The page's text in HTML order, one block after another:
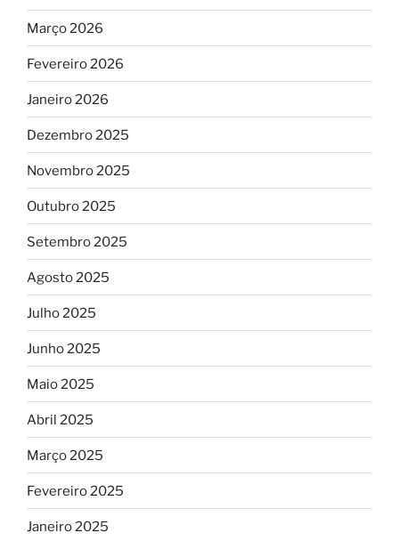
Março 2026
Fevereiro 2026
Janeiro 2026
Dezembro 2025
Novembro 2025
Outubro 2025
Setembro 2025
Agosto 2025
Julho 2025
Junho 2025
Maio 2025
Abril 2025
Março 2025
Fevereiro 2025
Janeiro 2025